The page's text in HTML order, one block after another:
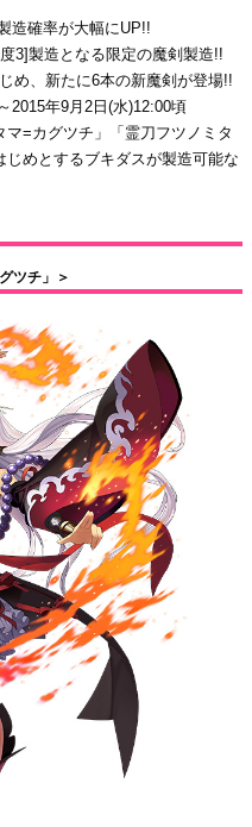
造確率が大幅にUP!!
3]製造となる限定の魔剣製造!!
め、新たに6本の新魔剣が登場!!
2015年9月2日(水)12:00頃
マ=カグツチ」「霊刀フツノミタ
めとするブキダスが製造可能な
ツチ」＞